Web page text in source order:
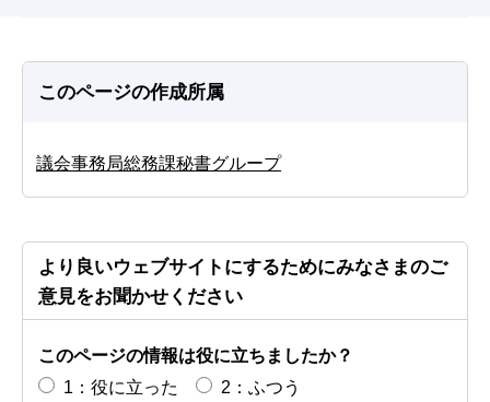
このページの作成所属
議会事務局総務課秘書グループ
より良いウェブサイトにするためにみなさまのご
意見をお聞かせください
このページの情報は役に立ちましたか？
1：役に立った
2：ふつう